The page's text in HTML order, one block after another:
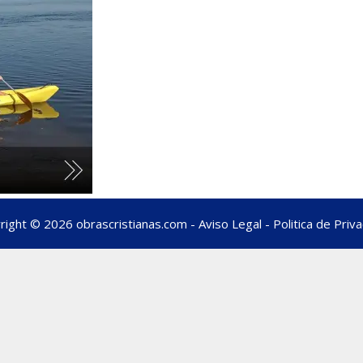
© 2026 obrascristianas.com - Aviso Legal - Politica de